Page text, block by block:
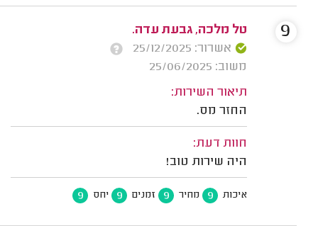
טל מלכה, גבעת עדה.
אשרור: 25/12/2025
משוב: 25/06/2025
תיאור השירות:
החזר מס.
חוות דעת:
היה שירות טוב!
איכות 9 מחיר 9 זמנים 9 יחס 9
9